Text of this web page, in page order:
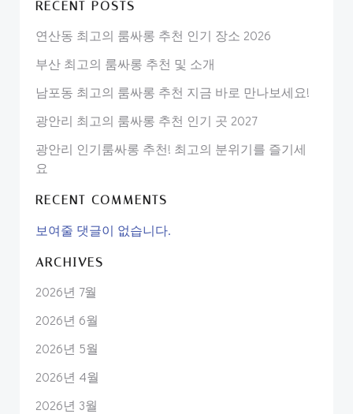
RECENT POSTS
연산동 최고의 룸싸롱 추천 인기 장소 2026
부산 최고의 룸싸롱 추천 및 소개
남포동 최고의 룸싸롱 추천 지금 바로 만나보세요!
광안리 최고의 룸싸롱 추천 인기 곳 2027
광안리 인기룸싸롱 추천! 최고의 분위기를 즐기세
요
RECENT COMMENTS
보여줄 댓글이 없습니다.
ARCHIVES
2026년 7월
2026년 6월
2026년 5월
2026년 4월
2026년 3월